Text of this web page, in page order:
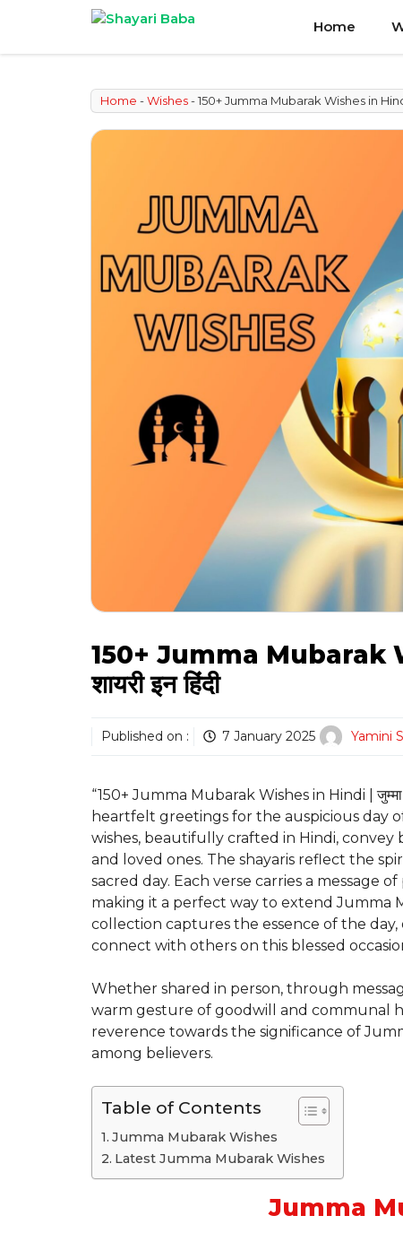
content
Home
Home -Wishes-150+ Jumma Mubarak Wishes in Hindi |
150+ Jumma Mubarak
शायरी इन हिंदी
Published on : 7 January 2025 Yamini
“150+ Jumma Mubarak Wishes in Hindi | जुम्मा
heartfelt greetings for the auspicious day
wishes, beautifully crafted in Hindi, convey
and loved ones. The shayaris reflect the
sacred day. Each verse carries a message
making it a perfect way to extend Jumma
collection captures the essence of the
connect with others on this blessed
Whether shared in person, through
warm gesture of goodwill and communal
reverence towards the significance of
among believers.
Table of Contents
Jumma Mubarak Wishes
Latest Jumma Mubarak Wishes
Jumma